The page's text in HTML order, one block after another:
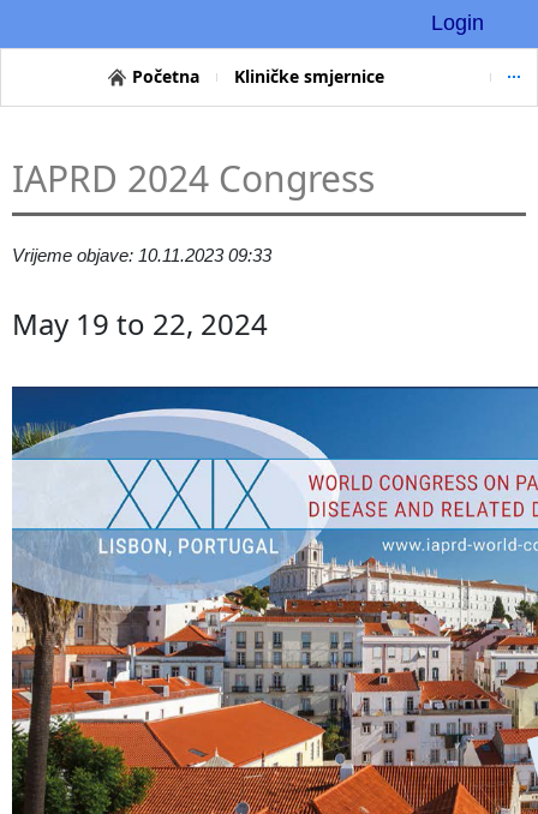
Login
Početna Kliničke smjernice
IAPRD 2024 Congress
Vrijeme objave: 10.11.2023 09:33
May 19 to 22, 2024